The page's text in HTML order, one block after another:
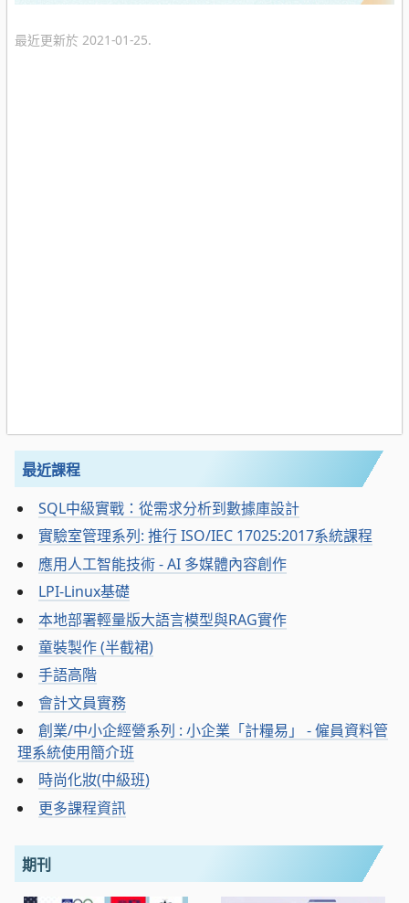
最近更新於 2021-01-25.
最近課程
SQL中級實戰：從需求分析到數據庫設計
實驗室管理系列: 推行 ISO/IEC 17025:2017系統課程
應用人工智能技術 - AI 多媒體內容創作
LPI-Linux基礎
本地部署輕量版大語言模型與RAG實作
童裝製作 (半截裙)
手語高階
會計文員實務
創業/中小企經營系列 : 小企業「計糧易」 - 僱員資料管
理系統使用簡介班
時尚化妝(中級班)
更多課程資訊
期刊